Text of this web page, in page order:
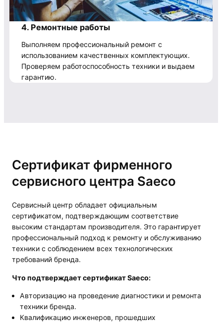
4. Ремонтные работы
Выполняем профессиональный ремонт с
использованием качественных комплектующих.
Проверяем работоспособность техники и выдаем
гарантию.
Сертификат фирменного
сервисного центра Saeco
Сервисный центр обладает официальным
сертификатом, подтверждающим соответствие
высоким стандартам производителя. Это гарантирует
профессиональный подход к ремонту и обслуживанию
техники с соблюдением всех технологических
требований бренда.
Что подтверждает сертификат Saeco:
Авторизацию на проведение диагностики и ремонта
техники бренда.
Квалификацию инженеров, прошедших